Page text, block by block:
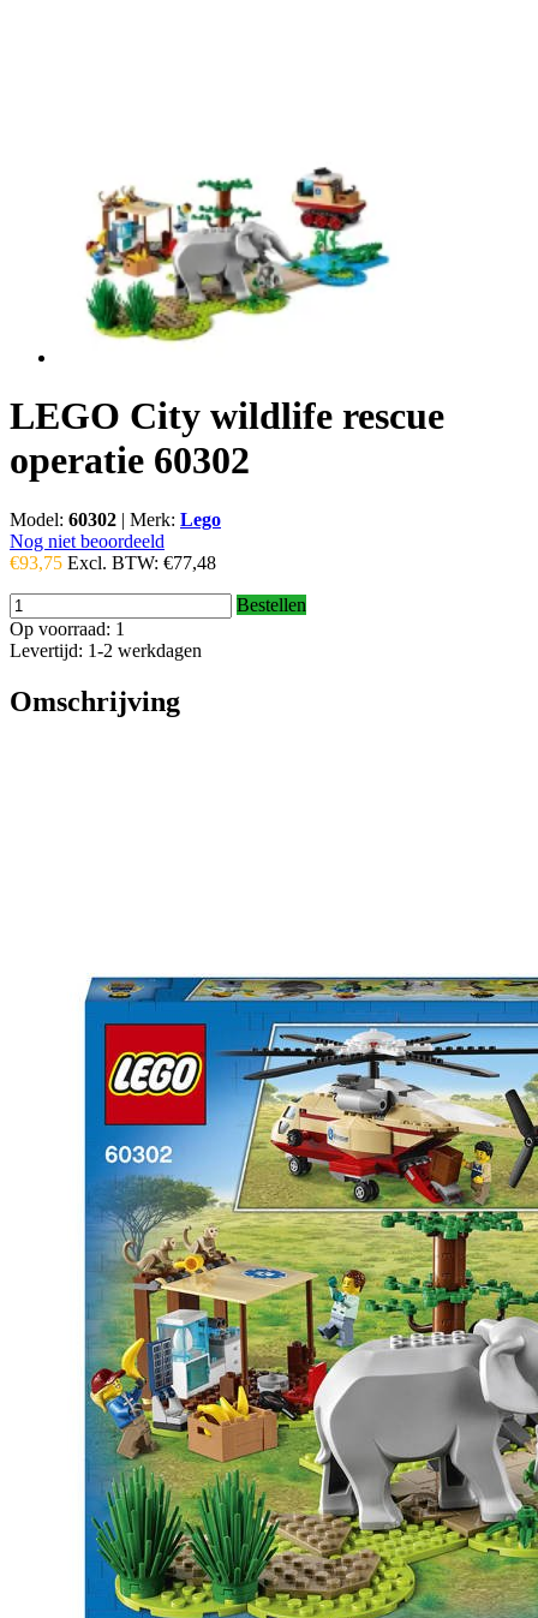
LEGO City wildlife rescue
operatie 60302
Model: 60302 | Merk: Lego
Nog niet beoordeeld
€93,75 Excl. BTW: €77,48
Bestellen
Op voorraad: 1
Levertijd: 1-2 werkdagen
Omschrijving